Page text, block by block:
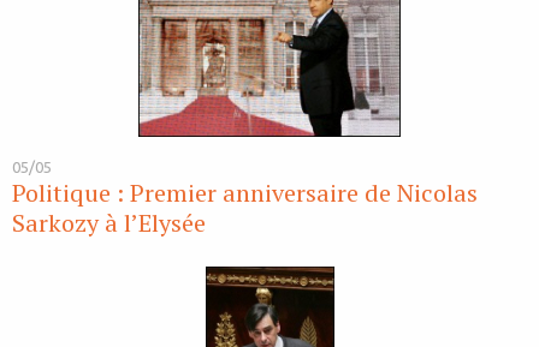
05/05
Politique : Premier anniversaire de Nicolas
Sarkozy à l’Elysée